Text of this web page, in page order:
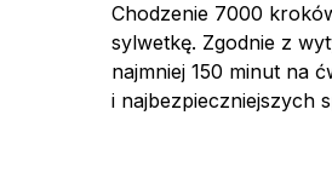
Chodzenie 7000
sylwetkę. Zgodnie z
najmniej 150 minut na
i najbezpieczniejszych